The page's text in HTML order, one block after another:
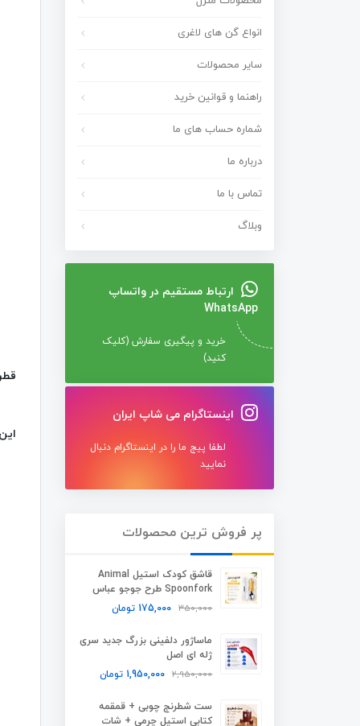
انواع گن های لاغری
سایر محصولات
راهنما و قوانین خرید
شماره حساب های ما
درباره ما
تماس با ما
وبلاگ
ارتباط مستقیم در واتساپ
WhatsApp
خرید و پیگیری سفارش (کلیک
کنید)
اینستاگرام می شاپ ایران
لطفا پیج ما را در اینستاگرام دنبال
نمایید
پر فروش ترین محصولات
قاشق کودک استیل Animal
Spoonfork طرح جوجو عباس
350,000
175,000 تومان
ماساژور دلفینی بزرگ جدید سری
ژله ای اصل
2,950,000
1,950,000 تومان
ست شطرنج چوبی + قمقمه
کتابی استیل چرمی + شات
قطر